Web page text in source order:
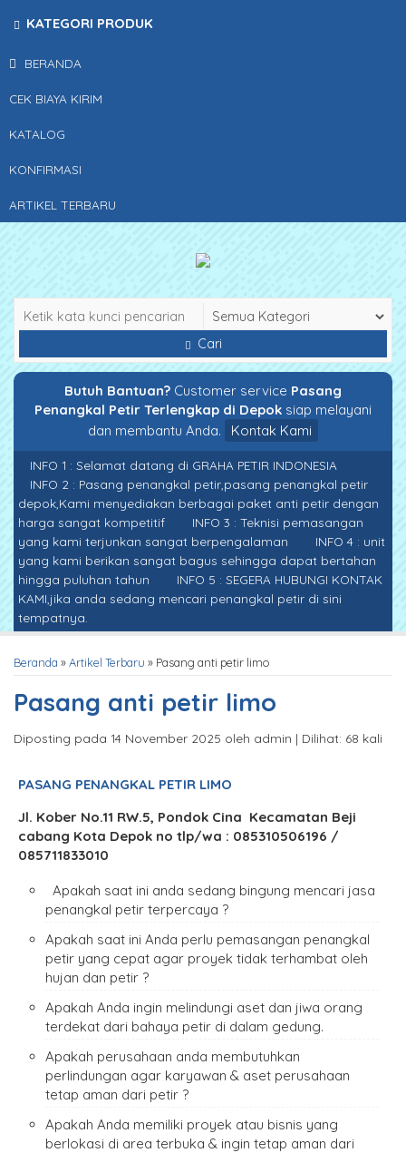
BERANDA
CEK BIAYA KIRIM
KATALOG
KONFIRMASI
ARTIKEL TERBARU
Cari
Butuh Bantuan? Customer service Pasang
Penangkal Petir Terlengkap di Depok siap melayani
dan membantu Anda.
Kontak Kami
INFO 1 : Selamat datang di GRAHA PETIR INDONESIA
INFO 2 : Pasang penangkal petir,pasang penangkal petir
depok,Kami menyediakan berbagai paket anti petir dengan
harga sangat kompetitif
INFO 3 : Teknisi pemasangan
yang kami terjunkan sangat berpengalaman
INFO 4 : unit
yang kami berikan sangat bagus sehingga dapat bertahan
hingga puluhan tahun
INFO 5 : SEGERA HUBUNGI KONTAK
KAMI,jika anda sedang mencari penangkal petir di sini
tempatnya.
Beranda »Artikel Terbaru » Pasang anti petir limo
Pasang anti petir limo
Diposting pada 14 November 2025 oleh admin | Dilihat: 68 kali
PASANG PENANGKAL PETIR LIMO
Jl. Kober No.11 RW.5, Pondok Cina Kecamatan Beji
cabang Kota Depok no tlp/wa : 085310506196 /
085711833010
Apakah saat ini anda sedang bingung mencari jasa
penangkal petir terpercaya ?
Apakah saat ini Anda perlu pemasangan penangkal
petir yang cepat agar proyek tidak terhambat oleh
hujan dan petir ?
Apakah Anda ingin melindungi aset dan jiwa orang
terdekat dari bahaya petir di dalam gedung.
Apakah perusahaan anda membutuhkan
perlindungan agar karyawan & aset perusahaan
tetap aman dari petir ?
Apakah Anda memiliki proyek atau bisnis yang
berlokasi di area terbuka & ingin tetap aman dari
KATEGORI PRODUK